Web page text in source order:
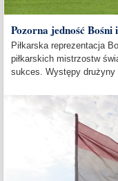
Pozorna jedność
Piłkarska reprezentacja
piłkarskich mistrzostw
sukces. Występy drużyny